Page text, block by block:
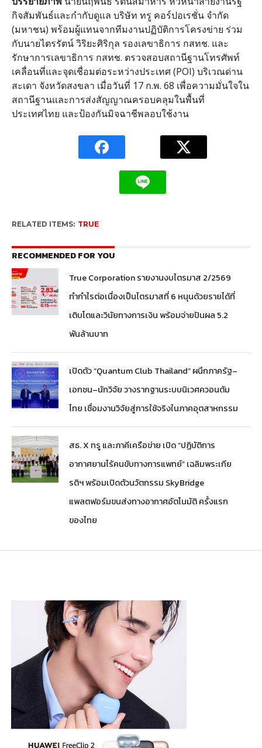
กิจสัมพันธ์และกำกับดูแล บริษัท ทรู คอร์ปอเรชั่น จำกัด
(มหาชน) พร้อมผู้แทนจากทีมงานปฏิบัติการโครงข่าย ร่วม
กับนายไตรรัตน์ วิริยะศิริกุล รองเลขาธิการ กสทช. และ
รักษาการเลขาธิการ กสทช. ตรวจสอบสถานีฐานโทรศัพท์
เคลื่อนที่และจุดเชื่อมต่อระหว่างประเทศ(POI) บริเวณด่าน
สะเดา จังหวัดสงขลา เมื่อวันที่ 17 ก.พ. 68 เพื่อความมั่นใจใน
สถานีฐานและการส่งสัญญาณครอบคลุมในพื้นที่
ประเทศไทย และป้องกันมิจฉาชีพลอบใช้งาน
RELATED ITEMS: TRUE
RECOMMENDED FOR YOU
True Corporation รายงานงบไตรมาส 2/2569
ทำกำไรต่อเนื่องเป็นไตรมาสที่ 6 หนุนด้วยรายได้ที่
เติบโตและวินัยทางการเงิน พร้อมจ่ายปันผล 5.2
พันล้านบาท
เปิดตัว “Quantum Club Thailand” ผนึกภาครัฐ–
เอกชน–นักวิจัย วางรากฐานระบบนิเวศควอนตัม
ไทย เชื่อมงานวิจัยสู่การใช้จริงในภาคอุตสาหกรรม
สธ. X ทรู และภาคีเครือข่าย เปิด “ปฏิบัติการ
อากาศยานไร้คนขับทางการแพทย์” เฉลิมพระเกีย
รติฯ พร้อมเปิดตัวนวัตกรรม SkyBridge
แพลตฟอร์มขนส่งทางอากาศอัตโนมัติ ครั้งแรก
ของไทย